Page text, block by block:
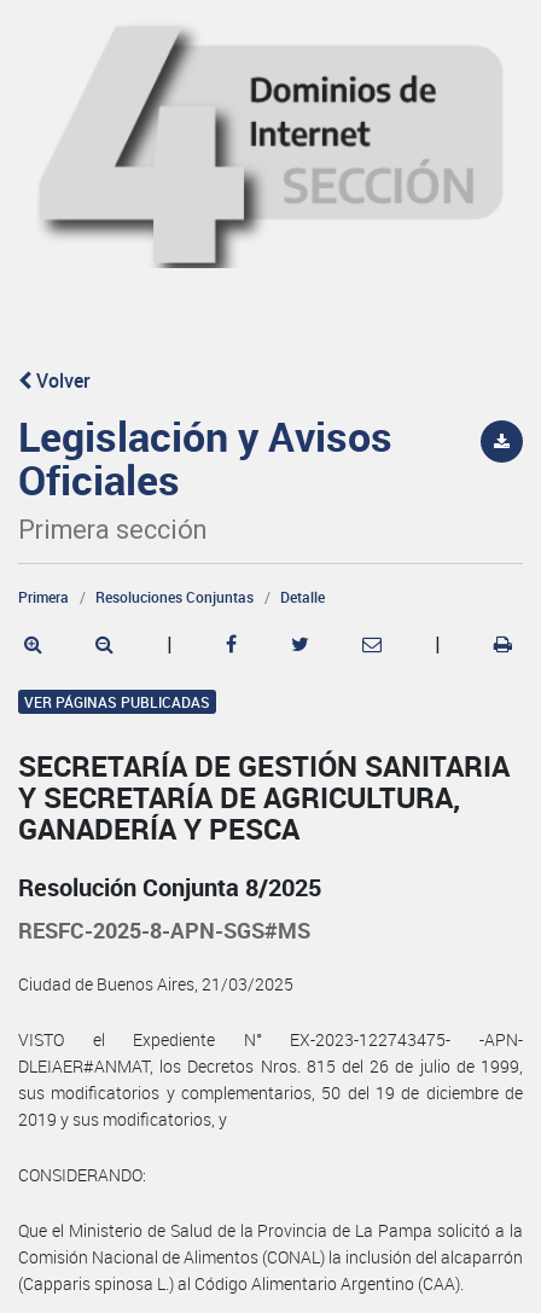
Volver
Legislación y Avisos
Oficiales
Primera sección
Primera Resoluciones Conjuntas Detalle
| |
VER PÁGINAS PUBLICADAS
SECRETARÍA DE GESTIÓN SANITARIA
Y SECRETARÍA DE AGRICULTURA,
GANADERÍA Y PESCA
Resolución Conjunta 8/2025
RESFC-2025-8-APN-SGS#MS
Ciudad de Buenos Aires, 21/03/2025
VISTO el Expediente N° EX-2023-122743475- -APN-
DLEIAER#ANMAT, los Decretos Nros. 815 del 26 de julio de 1999,
sus modificatorios y complementarios, 50 del 19 de diciembre de
2019 y sus modificatorios, y
CONSIDERANDO:
Que el Ministerio de Salud de la Provincia de La Pampa solicitó a la
Comisión Nacional de Alimentos (CONAL) la inclusión del alcaparrón
(Capparis spinosa L.) al Código Alimentario Argentino (CAA).